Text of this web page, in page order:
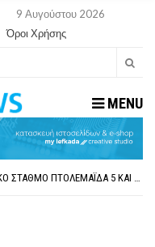
9 Αυγούστου 2026
Όροι Χρήσης
MENU
ΠΑΡΑΙΤΉΘΗΚΕ Η ΑΝΤΙΔΉΜΑΡΧΟΣ ΠΟΛΙΤΙΣΜΟΎ ΜΕΓΑΝΗΣΊΟΥ Κ . ΕΥΑΓΓΕΛΊΑ ΜΕΛΆ. Η ΕΠΙΣΤΟΛΉ ΤΗΣ ΠΑΡΑΊΤΗΣΗΣ
FAKE NEWS ΓΙΑ ΤΟ ΛΙΓΝΙΤΙΚΌ ΣΤΑΘΜΌ ΠΤΟΛΕΜΑΪ́ΔΑ 5 ΚΑΙ ΤΗΝ ΕΝΕΡΓΕΙΑΚΉ ΑΣΦΆΛΕΙΑ ΤΗΣ ΧΏΡΑΣ